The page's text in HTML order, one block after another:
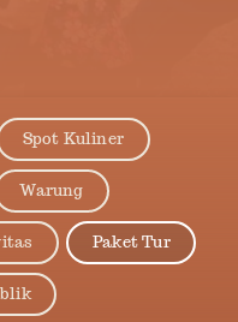
Spot Kuliner
Warung
Paket Tur